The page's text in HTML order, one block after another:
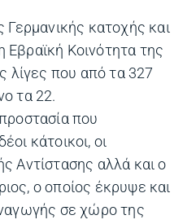
Γερμανικής κατοχής και
Κοινότητα της
λίγες που από τα 327
τα 22.
που
κάτοικοι, οι
Αντίστασης αλλά και ο
ο οποίος έκρυψε και
σε χώρο της